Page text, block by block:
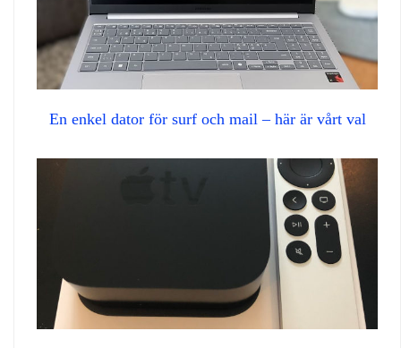
En enkel dator för surf och mail – här är vårt val